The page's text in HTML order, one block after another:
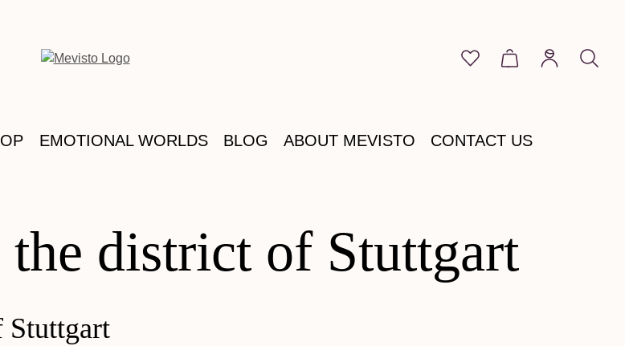
You have 0 wishlist
Shopping cart
EMOTIONAL WORLDS BLOG ABOUT MEVISTO CONTACT US
district of Stuttgart
Stuttgart